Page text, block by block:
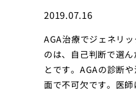
2019.07.16
AGA治療でジェネリ
のは、自己判断で選
とです。AGAの診断
面で不可欠です。医